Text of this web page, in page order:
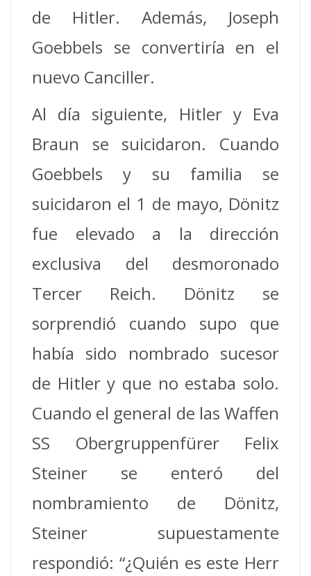
de Hitler. Además, Joseph
Goebbels se convertiría en el
nuevo Canciller.
Al día siguiente, Hitler y Eva
Braun se suicidaron. Cuando
Goebbels y su familia se
suicidaron el 1 de mayo, Dönitz
fue elevado a la dirección
exclusiva del desmoronado
Tercer Reich. Dönitz se
sorprendió cuando supo que
había sido nombrado sucesor
de Hitler y que no estaba solo.
Cuando el general de las Waffen
SS Obergruppenfürer Felix
Steiner se enteró del
nombramiento de Dönitz,
Steiner supuestamente
respondió: “¿Quién es este Herr